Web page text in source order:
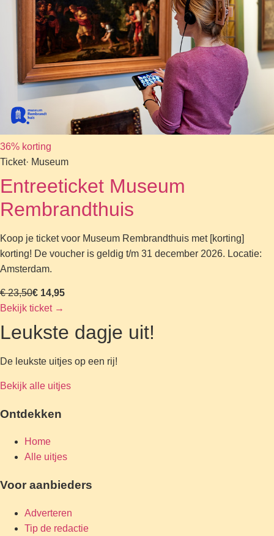
36% korting
Ticket· Museum
Entreeticket Museum
Rembrandthuis
Koop je ticket voor Museum Rembrandthuis met [korting]
korting! De voucher is geldig t/m 31 december 2026. Locatie:
Amsterdam.
€ 23,50€ 14,95
Bekijk ticket →
Leukste dagje uit!
De leukste uitjes op een rij!
Bekijk alle uitjes
Ontdekken
Home
Alle uitjes
Voor aanbieders
Adverteren
Tip de redactie